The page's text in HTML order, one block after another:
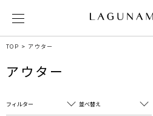
TOP アウター
アウター
フィルター 並べ替え